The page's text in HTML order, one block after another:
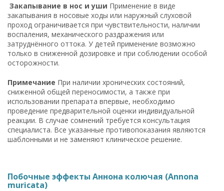
Закапывание в нос и уши Применение в виде
закапывания в носовые ходы или наружный слуховой
проход ограничивается при чувствительности, наличии
воспаления, механического раздражения или
затруднённого оттока. У детей применение возможно
только в сниженной дозировке и при соблюдении особой
осторожности.
Примечание При наличии хронических состояний,
сниженной общей переносимости, а также при
использовании препарата впервые, необходимо
проведение предварительной оценки индивидуальной
реакции. В случае сомнений требуется консультация
специалиста. Все указанные противопоказания являются
шаблонными и не заменяют клиническое решение.
Побочные эффекты Аннона колючая (Annona
muricata)